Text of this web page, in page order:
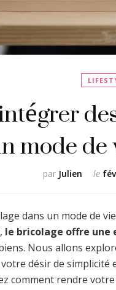
mode
par Julien le
dans un mode de
le bricolage offre
Nous allons
désir de
comment rendre